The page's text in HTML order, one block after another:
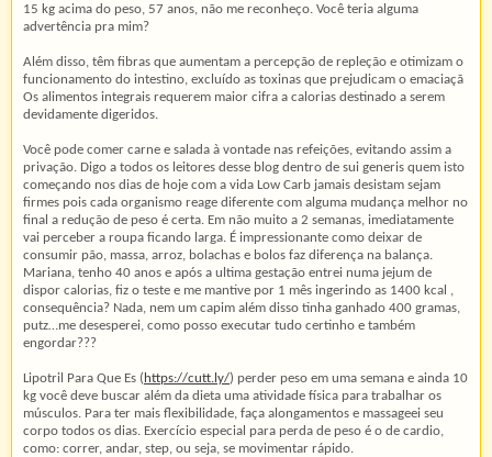
15 kg acima do peso, 57 anos, não me reconheço. Você teria alguma
advertência pra mim?
Além disso, têm fibras que aumentam a percepção de repleção e otimizam o
funcionamento do intestino, excluído as toxinas que prejudicam o emaciaçã
Os alimentos integrais requerem maior cifra a calorias destinado a serem
devidamente digeridos.
Você pode comer carne e salada à vontade nas refeições, evitando assim a
privação. Digo a todos os leitores desse blog dentro de sui generis quem isto
começando nos dias de hoje com a vida Low Carb jamais desistam sejam
firmes pois cada organismo reage diferente com alguma mudança melhor no
final a redução de peso é certa. Em não muito a 2 semanas, imediatamente
vai perceber a roupa ficando larga. É impressionante como deixar de
consumir pão, massa, arroz, bolachas e bolos faz diferença na balança.
Mariana, tenho 40 anos e após a ultima gestação entrei numa jejum de
dispor calorias, fiz o teste e me mantive por 1 mês ingerindo as 1400 kcal ,
consequência? Nada, nem um capim além disso tinha ganhado 400 gramas,
putz…me desesperei, como posso executar tudo certinho e também
engordar???
Lipotril Para Que Es ( https://cutt.ly/) perder peso em uma semana e ainda 10
kg você deve buscar além da dieta uma atividade física para trabalhar os
músculos. Para ter mais flexibilidade, faça alongamentos e massageei seu
corpo todos os dias. Exercício especial para perda de peso é o de cardio,
como: correr, andar, step, ou seja, se movimentar rápido.